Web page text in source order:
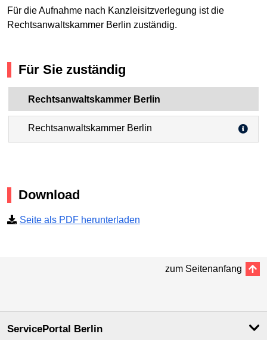
Für die Aufnahme nach Kanzleisitzverlegung ist die
Rechtsanwaltskammer Berlin zuständig.
Für Sie zuständig
Rechtsanwaltskammer Berlin
Rechtsanwaltskammer Berlin
Download
Seite als PDF herunterladen
zum Seitenanfang
ServicePortal Berlin